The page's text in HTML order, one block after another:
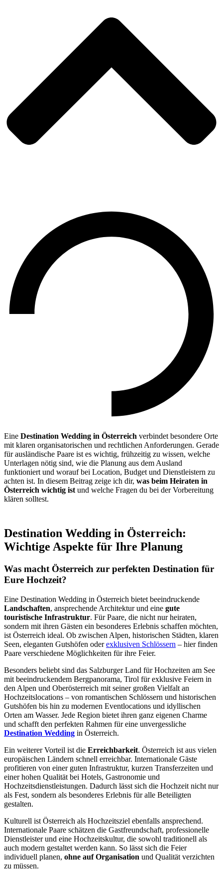
Eine Destination Wedding in Österreich verbindet besondere Orte
mit klaren organisatorischen und rechtlichen Anforderungen. Gerade
für ausländische Paare ist es wichtig, frühzeitig zu wissen, welche
Unterlagen nötig sind, wie die Planung aus dem Ausland
funktioniert und worauf bei Location, Budget und Dienstleistern zu
achten ist. In diesem Beitrag zeige ich dir, was beim Heiraten in
Österreich wichtig ist und welche Fragen du bei der Vorbereitung
klären solltest.
Destination Wedding in Österreich:
Wichtige Aspekte für Ihre Planung
Was macht Österreich zur perfekten Destination für
Eure Hochzeit?
Eine Destination Wedding in Österreich bietet beeindruckende
Landschaften, ansprechende Architektur und eine gute
touristische Infrastruktur. Für Paare, die nicht nur heiraten,
sondern mit ihren Gästen ein besonderes Erlebnis schaffen möchten,
ist Österreich ideal. Ob zwischen Alpen, historischen Städten, klaren
Seen, eleganten Gutshöfen oderexklusiven Schlössern – hier finden
Paare verschiedene Möglichkeiten für ihre Feier.
Besonders beliebt sind das Salzburger Land für Hochzeiten am See
mit beeindruckendem Bergpanorama, Tirol für exklusive Feiern in
den Alpen und Oberösterreich mit seiner großen Vielfalt an
Hochzeitslocations – von romantischen Schlössern und historischen
Gutshöfen bis hin zu modernen Eventlocations und idyllischen
Orten am Wasser. Jede Region bietet ihren ganz eigenen Charme
und schafft den perfekten Rahmen für eine unvergessliche
Destination Wedding in Österreich.
Ein weiterer Vorteil ist die Erreichbarkeit. Österreich ist aus vielen
europäischen Ländern schnell erreichbar. Internationale Gäste
profitieren von einer guten Infrastruktur, kurzen Transferzeiten und
einer hohen Qualität bei Hotels, Gastronomie und
Hochzeitsdienstleistungen. Dadurch lässt sich die Hochzeit nicht nur
als Fest, sondern als besonderes Erlebnis für alle Beteiligten
gestalten.
Kulturell ist Österreich als Hochzeitsziel ebenfalls ansprechend.
Internationale Paare schätzen die Gastfreundschaft, professionelle
Dienstleister und eine Hochzeitskultur, die sowohl traditionell als
auch modern gestaltet werden kann. So lässt sich die Feier
individuell planen, ohne auf Organisation und Qualität verzichten
zu müssen.